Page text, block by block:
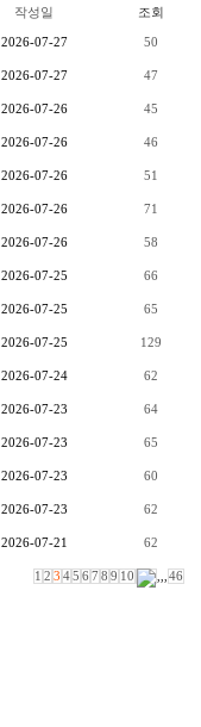
작성일 조회
2026-07-27 50
2026-07-27 47
2026-07-26 45
2026-07-26 46
2026-07-26 51
2026-07-26 71
2026-07-26 58
2026-07-25 66
2026-07-25 65
2026-07-25 129
2026-07-24 62
2026-07-23 64
2026-07-23 65
2026-07-23 60
2026-07-23 62
2026-07-21 62
1 2 3 45 6 7 8 9 10 ,,,46